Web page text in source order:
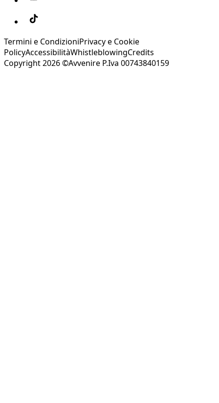
Termini e CondizioniPrivacy e Cookie
PolicyAccessibilitàWhistleblowingCredits
Copyright 2026 ©Avvenire P.Iva 00743840159